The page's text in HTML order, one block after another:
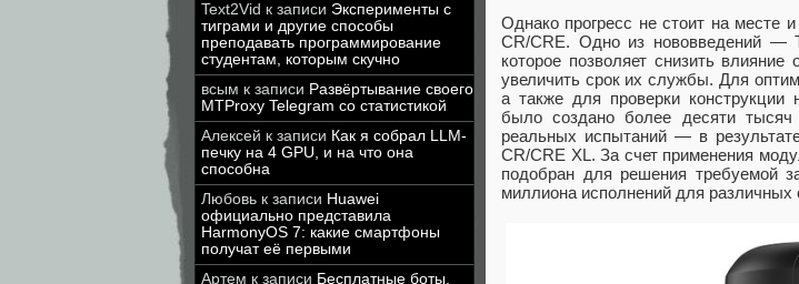
Text2Vid к записи Эксперименты с
тиграми и другие способы
преподавать программирование
студентам, которым скучно
всым к записи Развёртывание своего
MTProxy Telegram со статистикой
Алексей к записи Как я собрал LLM-
печку на 4 GPU, и на что она
способна
Любовь к записи Huawei
официально представила
HarmonyOS 7: какие смартфоны
получат её первыми
Артем к записи Бесплатные боты,
Однако прогресс не стоит на месте
CR/CRE. Одно из нововведений —
которое позволяет снизить
увеличить срок их службы. Для
а также для проверки конструкции
было создано более десяти
реальных испытаний — в
CR/CRE XL. За счет применения
подобран для решения требуемой
миллиона исполнений для различных